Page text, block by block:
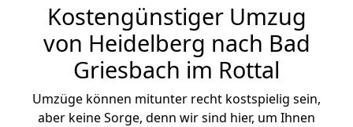
Kostengünstiger Umzug
von Heidelberg nach Bad
Griesbach im Rottal
Umzüge können mitunter recht kostspielig sein,
aber keine Sorge, denn wir sind hier, um Ihnen